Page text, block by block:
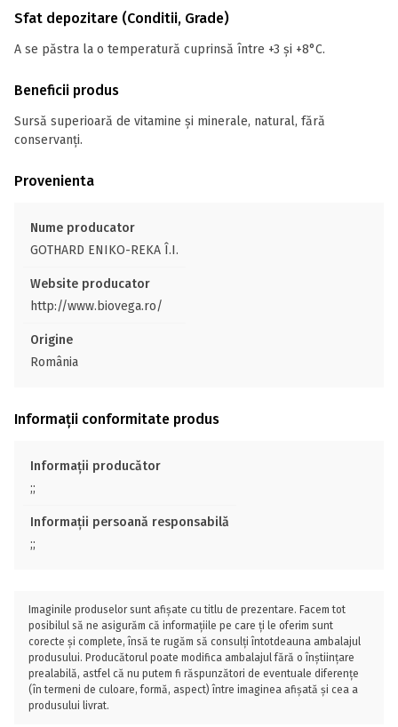
Sfat depozitare (Conditii, Grade)
A se păstra la o temperatură cuprinsă între +3 și +8°C.
Beneficii produs
Sursă superioară de vitamine și minerale, natural, fără
conservanți.
Provenienta
Nume producator
GOTHARD ENIKO-REKA Î.I.
Website producator
http://www.biovega.ro/
Origine
România
Informații conformitate produs
Informații producător
;;
Informații persoană responsabilă
;;
Imaginile produselor sunt afișate cu titlu de prezentare. Facem tot
posibilul să ne asigurăm că informațiile pe care ți le oferim sunt
corecte și complete, însă te rugăm să consulți întotdeauna ambalajul
produsului. Producătorul poate modifica ambalajul fără o înștiințare
prealabilă, astfel că nu putem fi răspunzători de eventuale diferențe
(în termeni de culoare, formă, aspect) între imaginea afișată și cea a
produsului livrat.